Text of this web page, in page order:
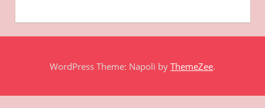
WordPress Theme: Napoli by ThemeZee.